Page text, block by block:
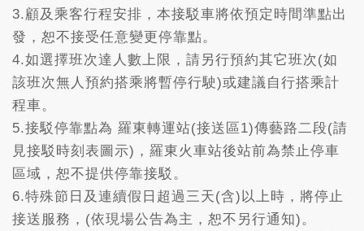
3.顧及乘客行程安排，本接駁車將依預定時間準點出
發，恕不接受任意變更停靠點。
4.如選擇班次達人數上限，請另行預約其它班次(如
該班次無人預約搭乘將暫停行駛)或建議自行搭乘計
程車。
5.接駁停靠點為 羅東轉運站(接送區1)傳藝路二段(請
見接駁時刻表圖示)，羅東火車站後站前為禁止停車
區域，恕不提供停靠接駁。
6.特殊節日及連續假日超過三天(含)以上時，將停止
接送服務，(依現場公告為主，恕不另行通知)。